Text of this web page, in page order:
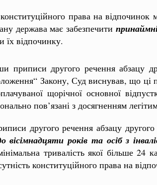
права на відпочинок
держава має забезпечити
їх відпочинку.
приписи другого речення абзацу
Закону, Суд виснував, що ці
щорічної основної
пов’язані з досягненням
другого речення абзацу
вісімнадцяти років та осіб з
тривалість якої більше
конституційного права на